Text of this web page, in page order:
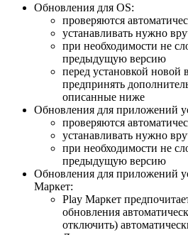
Обновления для OS:
проверяются
устанавливать нужно
при необходимости не
предыдущую версию
перед установкой новой
предпринять
описанные ниже
Обновления для приложений
проверяются
устанавливать нужно
при необходимости не
предыдущую версию
Обновления для приложений
Маркет:
Play Маркет
обновления
отключить)